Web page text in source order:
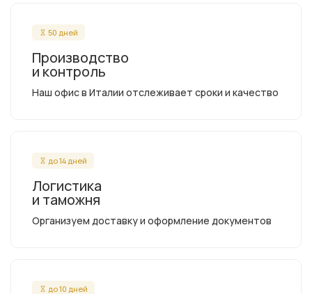
50 дней
Производство
и контроль
Наш офис в Италии отслеживает сроки и качество
до 14 дней
Логистика
и таможня
Организуем доставку и оформление документов
до 10 дней